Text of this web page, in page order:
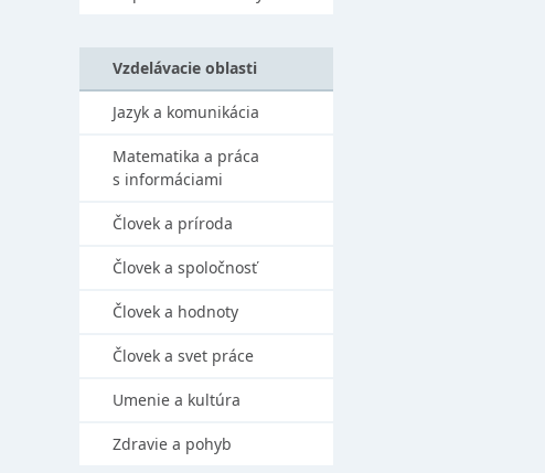
Vzdelávacie oblasti
Jazyk a komunikácia
Matematika a práca
s informáciami
Človek a príroda
Človek a spoločnosť
Človek a hodnoty
Človek a svet práce
Umenie a kultúra
Zdravie a pohyb